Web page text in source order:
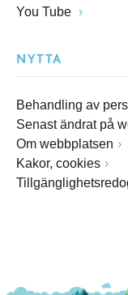
You Tube
NYTTA
Behandling av
Senast ändrat på
Om webbplatsen
Kakor, cookies